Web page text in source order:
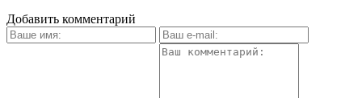
Добавить комментарий